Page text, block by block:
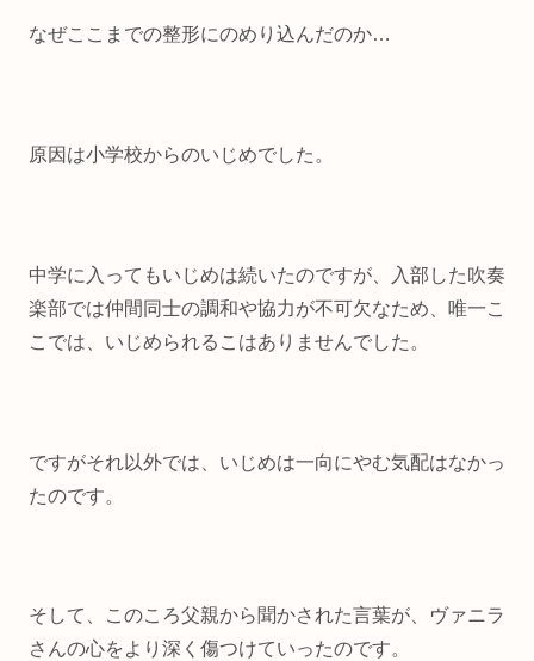
なぜここまでの整形にのめり込んだのか…
原因は小学校からのいじめでした。
中学に入ってもいじめは続いたのですが、入部した吹奏
楽部では仲間同士の調和や協力が不可欠なため、唯一こ
こでは、いじめられるこはありませんでした。
ですがそれ以外では、いじめは一向にやむ気配はなかっ
たのです。
そして、このころ父親から聞かされた言葉が、ヴァニラ
さんの心をより深く傷つけていったのです。